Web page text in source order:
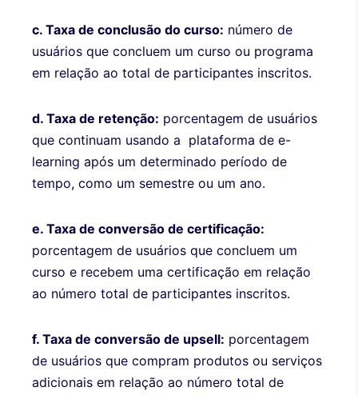
c. Taxa de conclusão do curso: número de
usuários que concluem um curso ou programa
em relação ao total de participantes inscritos.
d. Taxa de retenção: porcentagem de usuários
que continuam usando a plataforma de e-
learning após um determinado período de
tempo, como um semestre ou um ano.
e. Taxa de conversão de certificação:
porcentagem de usuários que concluem um
curso e recebem uma certificação em relação
ao número total de participantes inscritos.
f. Taxa de conversão de upsell: porcentagem
de usuários que compram produtos ou serviços
adicionais em relação ao número total de